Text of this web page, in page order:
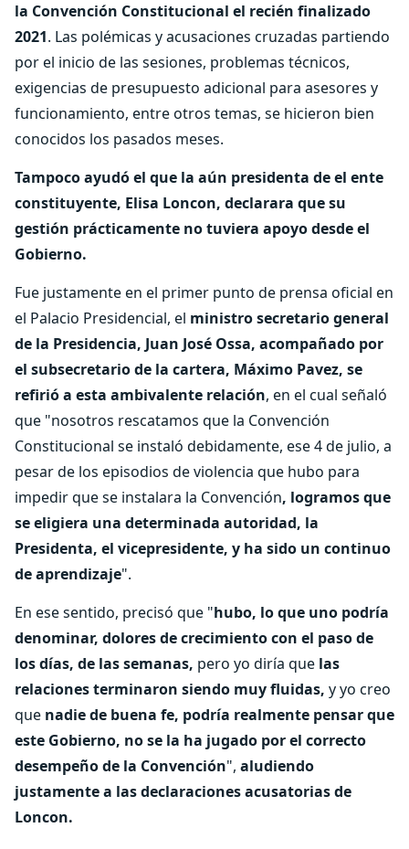
la Convención Constitucional el recién finalizado
2021. Las polémicas y acusaciones cruzadas partiendo
por el inicio de las sesiones, problemas técnicos,
exigencias de presupuesto adicional para asesores y
funcionamiento, entre otros temas, se hicieron bien
conocidos los pasados meses.
Tampoco ayudó el que la aún presidenta de el ente
constituyente, Elisa Loncon, declarara que su
gestión prácticamente no tuviera apoyo desde el
Gobierno.
Fue justamente en el primer punto de prensa oficial en
el Palacio Presidencial, el ministro secretario general
de la Presidencia, Juan José Ossa, acompañado por
el subsecretario de la cartera, Máximo Pavez, se
refirió a esta ambivalente relación, en el cual señaló
que "nosotros rescatamos que la Convención
Constitucional se instaló debidamente, ese 4 de julio, a
pesar de los episodios de violencia que hubo para
impedir que se instalara la Convención, logramos que
se eligiera una determinada autoridad, la
Presidenta, el vicepresidente, y ha sido un continuo
de aprendizaje".
En ese sentido, precisó que "hubo, lo que uno podría
denominar, dolores de crecimiento con el paso de
los días, de las semanas, pero yo diría que las
relaciones terminaron siendo muy fluidas, y yo creo
que nadie de buena fe, podría realmente pensar que
este Gobierno, no se la ha jugado por el correcto
desempeño de la Convención", aludiendo
justamente a las declaraciones acusatorias de
Loncon.